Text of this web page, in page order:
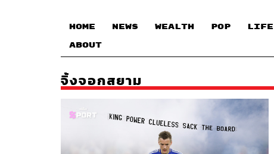
HOME NEWS WEALTH POP LIFE
ABOUT
จิ้งจอกสยาม